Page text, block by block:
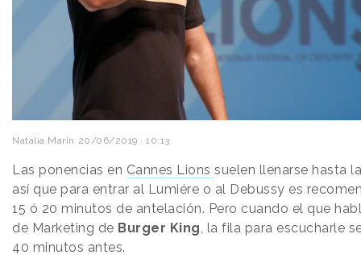
Natalia Marin 20/06/2019 · 10:13
Las ponencias en Cannes Lions suelen llenarse hasta
así que para entrar al Lumiére o al Debussy es
15 ó 20 minutos de antelación. Pero cuando el que
de Marketing de Burger King, la fila para escucharle
40 minutos antes.